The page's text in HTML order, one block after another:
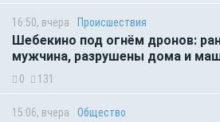
16:50, вчера Происшествия
Шебекино под огнём дронов:
мужчина, разрушены дома и
0 131
15:06, вчера Общество